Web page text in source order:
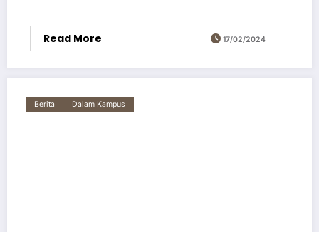
Read More 17/02/2024
Berita Dalam Kampus